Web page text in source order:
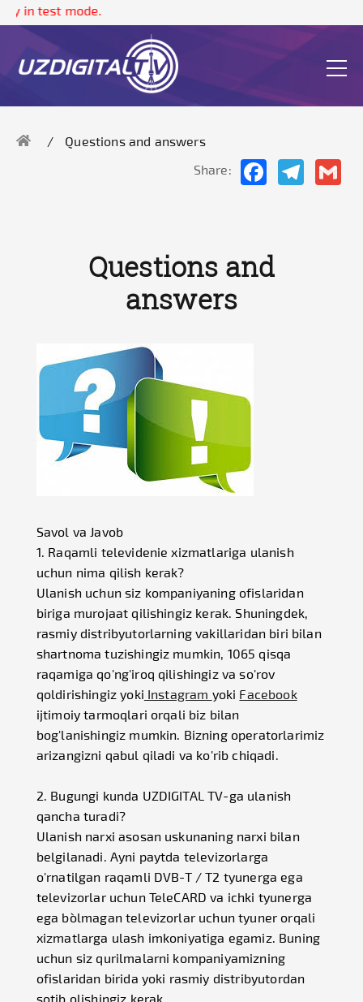
test mode.
Questions and answers
Share:
FacebookTelegram
Questions and
answers
Savol va Javob
1. Raqamli televidenie xizmatlariga ulanish
uchun nima qilish kerak?
Ulanish uchun siz kompaniyaning ofislaridan
biriga murojaat qilishingiz kerak. Shuningdek,
rasmiy distribyutorlarning vakillaridan biri bilan
shartnoma tuzishingiz mumkin, 1065 qisqa
raqamiga qo'ng'iroq qilishingiz va so'rov
qoldirishingiz yoki Instagram yoki Facebook
ijtimoiy tarmoqlari orqali biz bilan
bog'lanishingiz mumkin. Bizning operatorlarimiz
arizangizni qabul qiladi va ko'rib chiqadi.
2. Bugungi kunda UZDIGITAL TV-ga ulanish
qancha turadi?
Ulanish narxi asosan uskunaning narxi bilan
belgilanadi. Ayni paytda televizorlarga
o'rnatilgan raqamli DVB-T / T2 tyunerga ega
televizorlar uchun TeleCARD va ichki tyunerga
ega bo`lmagan televizorlar uchun tyuner orqali
xizmatlarga ulash imkoniyatiga egamiz. Buning
uchun siz qurilmalarni kompaniyamizning
ofislaridan birida yoki rasmiy distribyutordan
sotib olishingiz kerak.